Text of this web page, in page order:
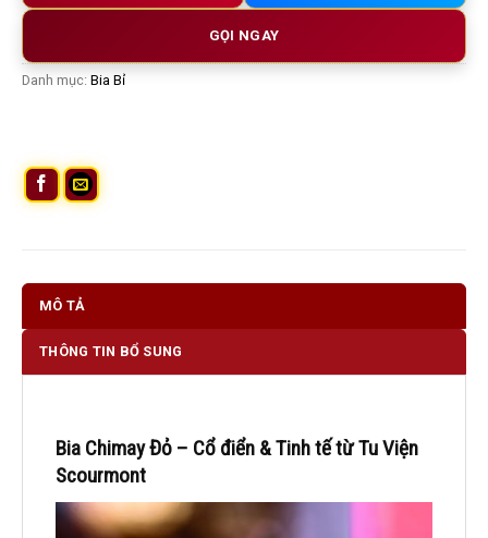
GỌI NGAY
Danh mục: Bia Bỉ
MÔ TẢ
THÔNG TIN BỔ SUNG
Bia Chimay Đỏ – Cổ điển & Tinh tế từ Tu Viện
Scourmont